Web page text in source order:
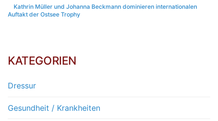
Kathrin Müller und Johanna Beckmann dominieren internationalen
Auftakt der Ostsee Trophy
KATEGORIEN
Dressur
Gesundheit / Krankheiten